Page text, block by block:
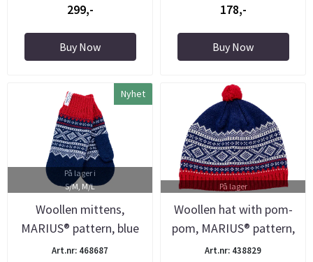
299,-
Buy Now
178,-
Buy Now
Nyhet
På lager i
S/M, M/L
Woollen mittens,
MARIUS® pattern, blue
Art.nr: 468687
På lager
Woollen hat with pom-
pom, MARIUS® pattern,
blue
Art.nr: 438829